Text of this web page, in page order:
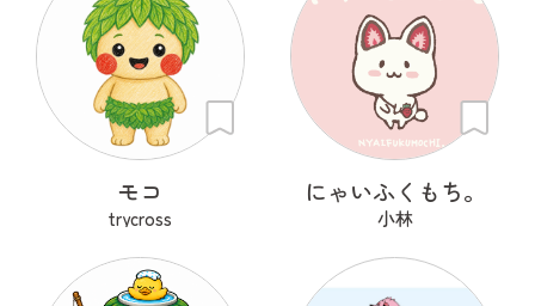
モコ
trycross
にゃいふくもち。
小林